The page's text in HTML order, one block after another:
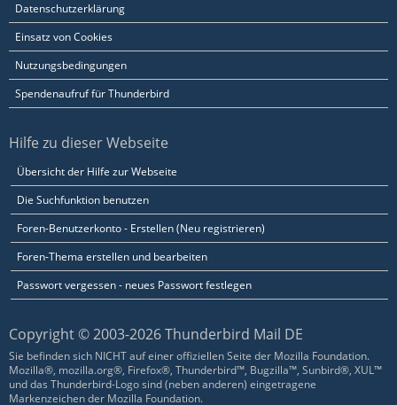
Datenschutzerklärung
Einsatz von Cookies
Nutzungsbedingungen
Spendenaufruf für Thunderbird
Hilfe zu dieser Webseite
Übersicht der Hilfe zur Webseite
Die Suchfunktion benutzen
Foren-Benutzerkonto - Erstellen (Neu registrieren)
Foren-Thema erstellen und bearbeiten
Passwort vergessen - neues Passwort festlegen
Copyright © 2003-2026 Thunderbird Mail DE
Sie befinden sich NICHT auf einer offiziellen Seite der Mozilla Foundation.
Mozilla®, mozilla.org®, Firefox®, Thunderbird™, Bugzilla™, Sunbird®, XUL™
und das Thunderbird-Logo sind (neben anderen) eingetragene
Markenzeichen der Mozilla Foundation.